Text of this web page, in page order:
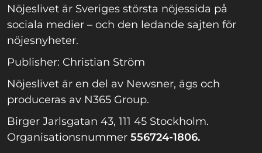
Nöjeslivet är Sveriges största nöjessida på
sociala medier – och den ledande sajten för
nöjesnyheter.
Publisher: Christian Ström
Nöjeslivet är en del av Newsner, ägs och
produceras av N365 Group.
Birger Jarlsgatan 43, 111 45 Stockholm.
Organisationsnummer 556724-1806.